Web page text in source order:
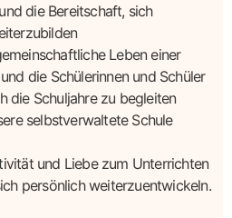
die Bereitschaft, sich
Leben einer
die Schülerinnen und Schüler
die Schuljahre zu begleiten
selbstverwaltete Schule
und Liebe zum Unterrichten
persönlich weiterzuentwickeln.